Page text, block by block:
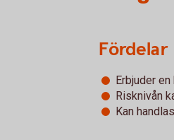
Fördelar
Erbjuder
Risknivån
Kan